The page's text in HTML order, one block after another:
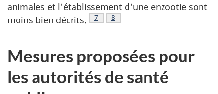
animales et l'établissement d'une enzootie sont
moins bien décrits.
Note de bas de page
7 Note de bas de page
8
Mesures proposées pour
les autorités de santé